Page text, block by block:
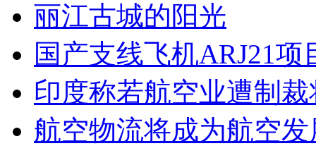
丽江古城的阳光
国产支线飞机ARJ21项
印度称若航空业遭制
航空物流将成为航空